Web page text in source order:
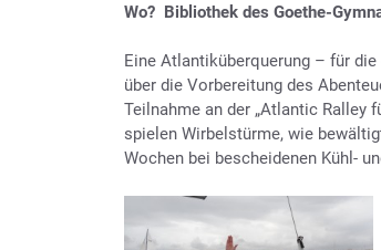
Wo? Bibliothek des Goethe-
Eine Atlantiküberquerung – für
über die Vorbereitung des
Teilnahme an der „Atlantic Ralley
spielen Wirbelstürme, wie
Wochen bei bescheidenen Kühl-